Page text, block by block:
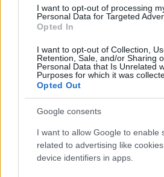
I want to opt-out of processing
Personal Data for Targeted
Opted In
I want to opt-out of Collection,
Retention, Sale, and/or Sharing
Personal Data that Is Unrelated
Purposes for which it was
Opted Out
Google consents
I want to allow Google to enable
related to advertising like
device identifiers in apps.
Contattaci per
informazioni o
Cognome e Nome *